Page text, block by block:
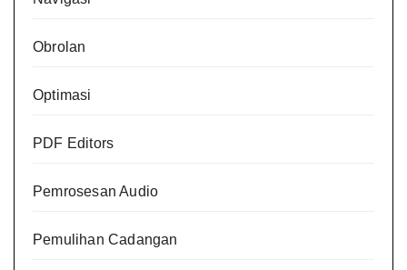
Obrolan
Optimasi
PDF Editors
Pemrosesan Audio
Pemulihan Cadangan